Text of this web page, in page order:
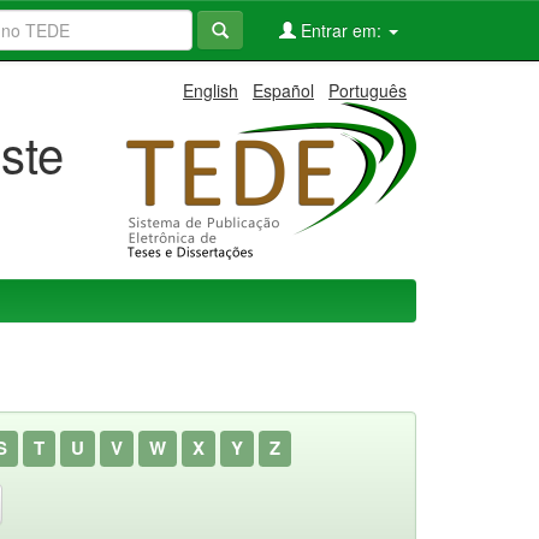
Entrar em:
English Español Português
T U V W X Y Z